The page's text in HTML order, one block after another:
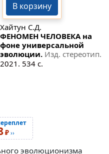
В корзину
Хайтун С.Д.
ФЕНОМЕН ЧЕЛОВЕКА на
фоне универсальной
эволюции. Изд. стереотип.
2021. 534 с.
₽››
эволюционизма